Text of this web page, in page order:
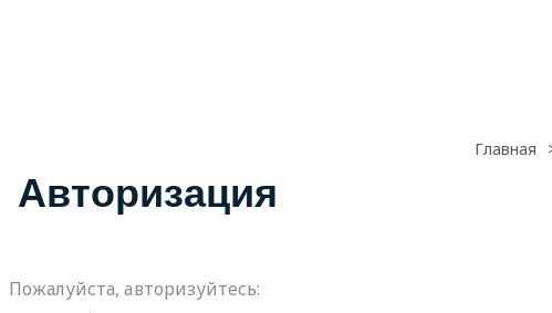
Главная
Авторизация
Пожалуйста, авторизуйтесь: